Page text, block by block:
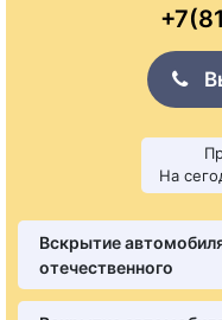
На
Вскрытие
отечественного